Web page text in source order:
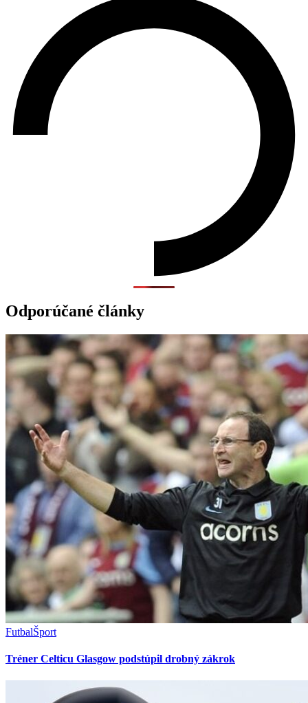
Odporúčané články
FutbalŠport
Tréner Celticu Glasgow podstúpil drobný zákrok